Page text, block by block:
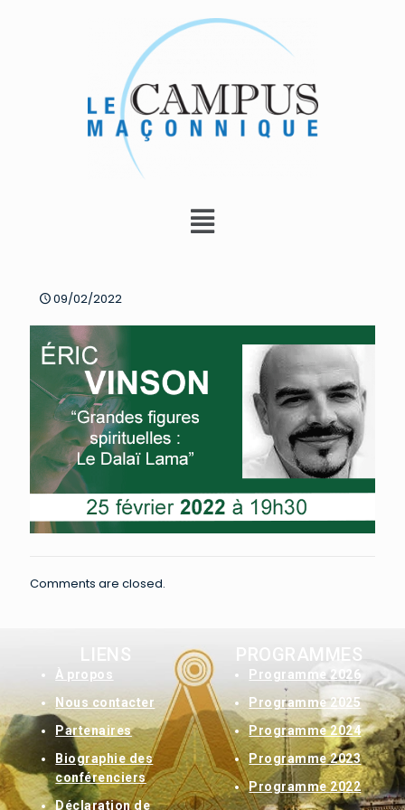
09/02/2022
Comments are closed.
LIENS
À propos
Nous contacter
Partenaires
Biographie des
conférenciers
Déclaration de
PROGRAMMES
Programme 2026
Programme 2025
Programme 2024
Programme 2023
Programme 2022